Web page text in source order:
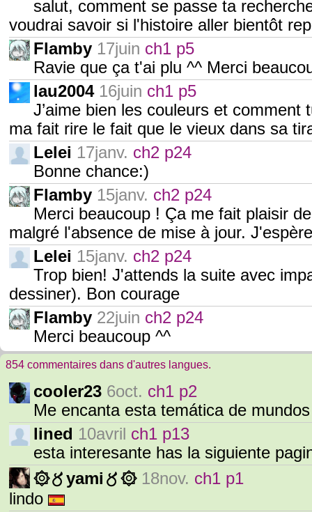
salut, comment se passe ta
voudrai savoir si l'histoire aller bientôt
Flamby 17juin ch1 p5
Ravie que ça t'ai plu ^^ Merci
lau2004 16juin ch1 p5
J’aime bien les couleurs et
ma fait rire le fait que le vieux dans sa
Lelei 17janv. ch2 p24
Bonne chance:)
Flamby 15janv. ch2 p24
Merci beaucoup ! Ça me fait plaisir
malgré l'absence de mise à jour.
Lelei 15janv. ch2 p24
Trop bien! J'attends la suite avec
dessiner). Bon courage
Flamby 22juin ch2 p24
Merci beaucoup ^^
854 commentaires dans d'autres langues.
cooler23 6oct. ch1 p2
Me encanta esta temática de
lined 10avril ch1 p13
esta interesante has la siguiente
۞〥yami〥۞ 18nov. ch1 p1
lindo